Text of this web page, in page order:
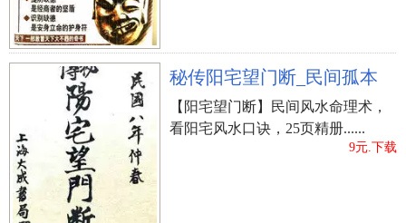
秘传阳宅望门断_民间孤本
【阳宅望门断】民间风水命理术，
看阳宅风水口诀，25页精册......
9元.下载